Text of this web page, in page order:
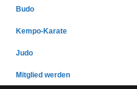
Budo
Kempo-Karate
Judo
Mitglied werden